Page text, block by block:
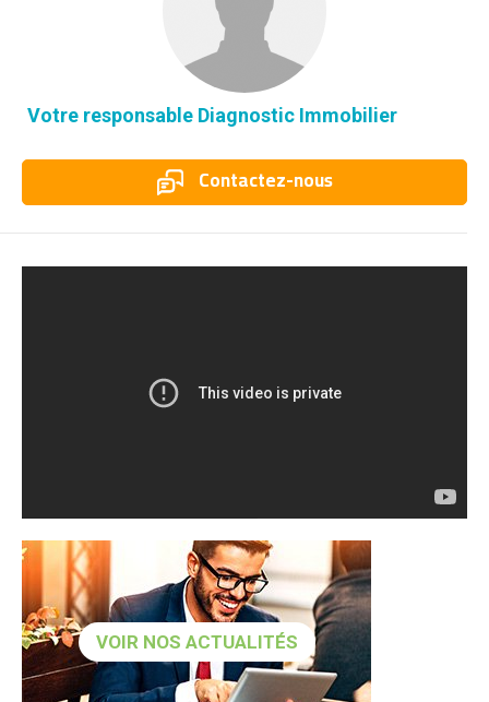
Votre responsable Diagnostic Immobilier
Contactez-nous
VOIR NOS ACTUALITÉS